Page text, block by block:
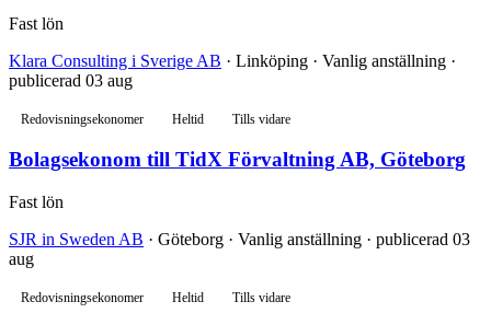
Fast lön
Klara Consulting i Sverige AB · Linköping · Vanlig anställning ·
publicerad 03 aug
Redovisningsekonomer Heltid Tills vidare
Bolagsekonom till TidX Förvaltning AB, Göteborg
Fast lön
SJR in Sweden AB · Göteborg · Vanlig anställning · publicerad 03
aug
Redovisningsekonomer Heltid Tills vidare